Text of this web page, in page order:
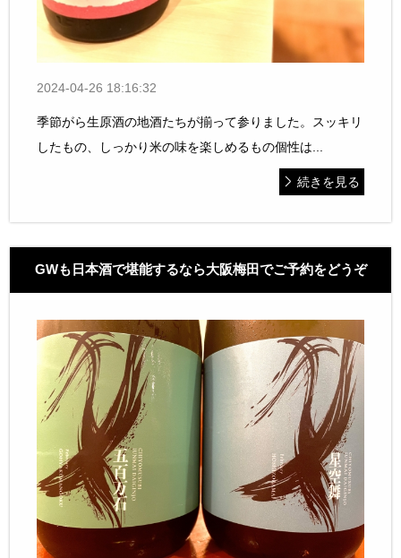
2024-04-26 18:16:32
季節がら生原酒の地酒たちが揃って参りました。スッキリ
したもの、しっかり米の味を楽しめるもの個性は...
続きを見る
GWも日本酒で堪能するなら大阪梅田でご予約をどうぞ